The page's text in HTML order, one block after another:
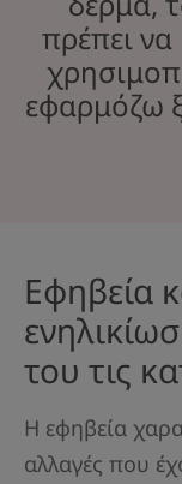
πρέπει να
εφαρμόζω
Εφηβεία
του τις
Η εφηβεία
αλλαγές που